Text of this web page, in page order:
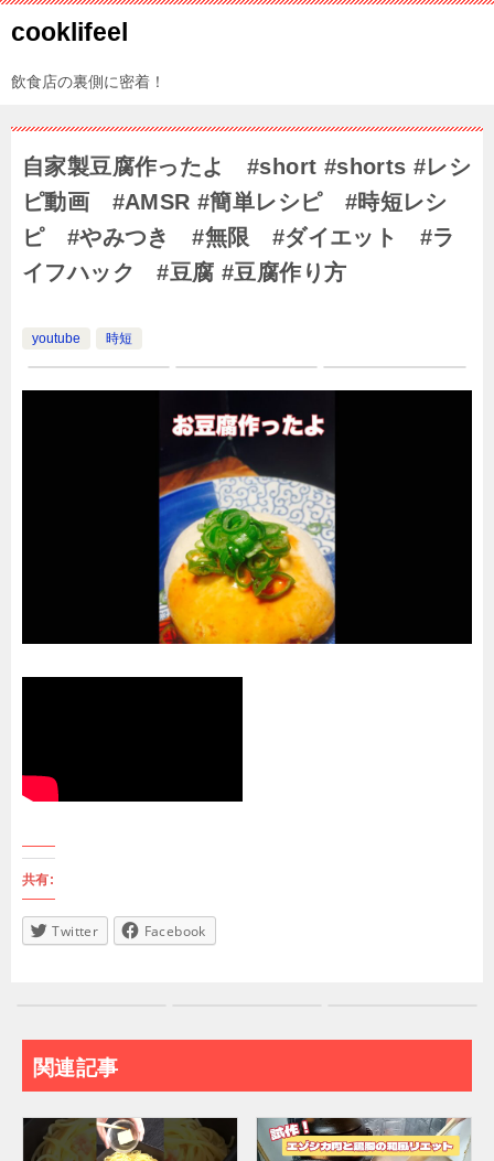
cooklifeel
飲食店の裏側に密着！
自家製豆腐作ったよ #short #shorts #レシ
ピ動画 #AMSR #簡単レシピ #時短レシ
ピ #やみつき #無限 #ダイエット #ラ
イフハック #豆腐 #豆腐作り方
youtube 時短
共有:
Twitter Facebook
関連記事